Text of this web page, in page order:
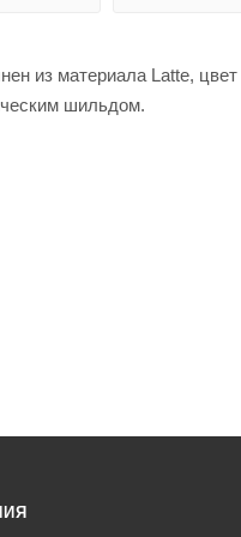
из материала Latte,
шильдом.